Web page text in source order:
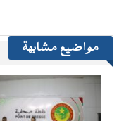
مواضيع مشابهة